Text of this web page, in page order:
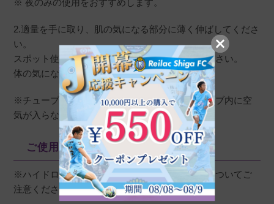
※ 夜のみの使用をおすすめします。
2.適量を手に取り、肌の気になる部分に薄く伸ばしてくださ
い。
スポット使いをする場合は綿棒などをお使いください。
体の気になる部分へのご使用も可能です。
※チューブ開封後は、安定性を保つためにチューブ内に空
気が入らないようにキャップを閉めてください。
ご使用上の注意
※ハイドロキノン配合製品の特性上、以下の点についてご
注意ください。